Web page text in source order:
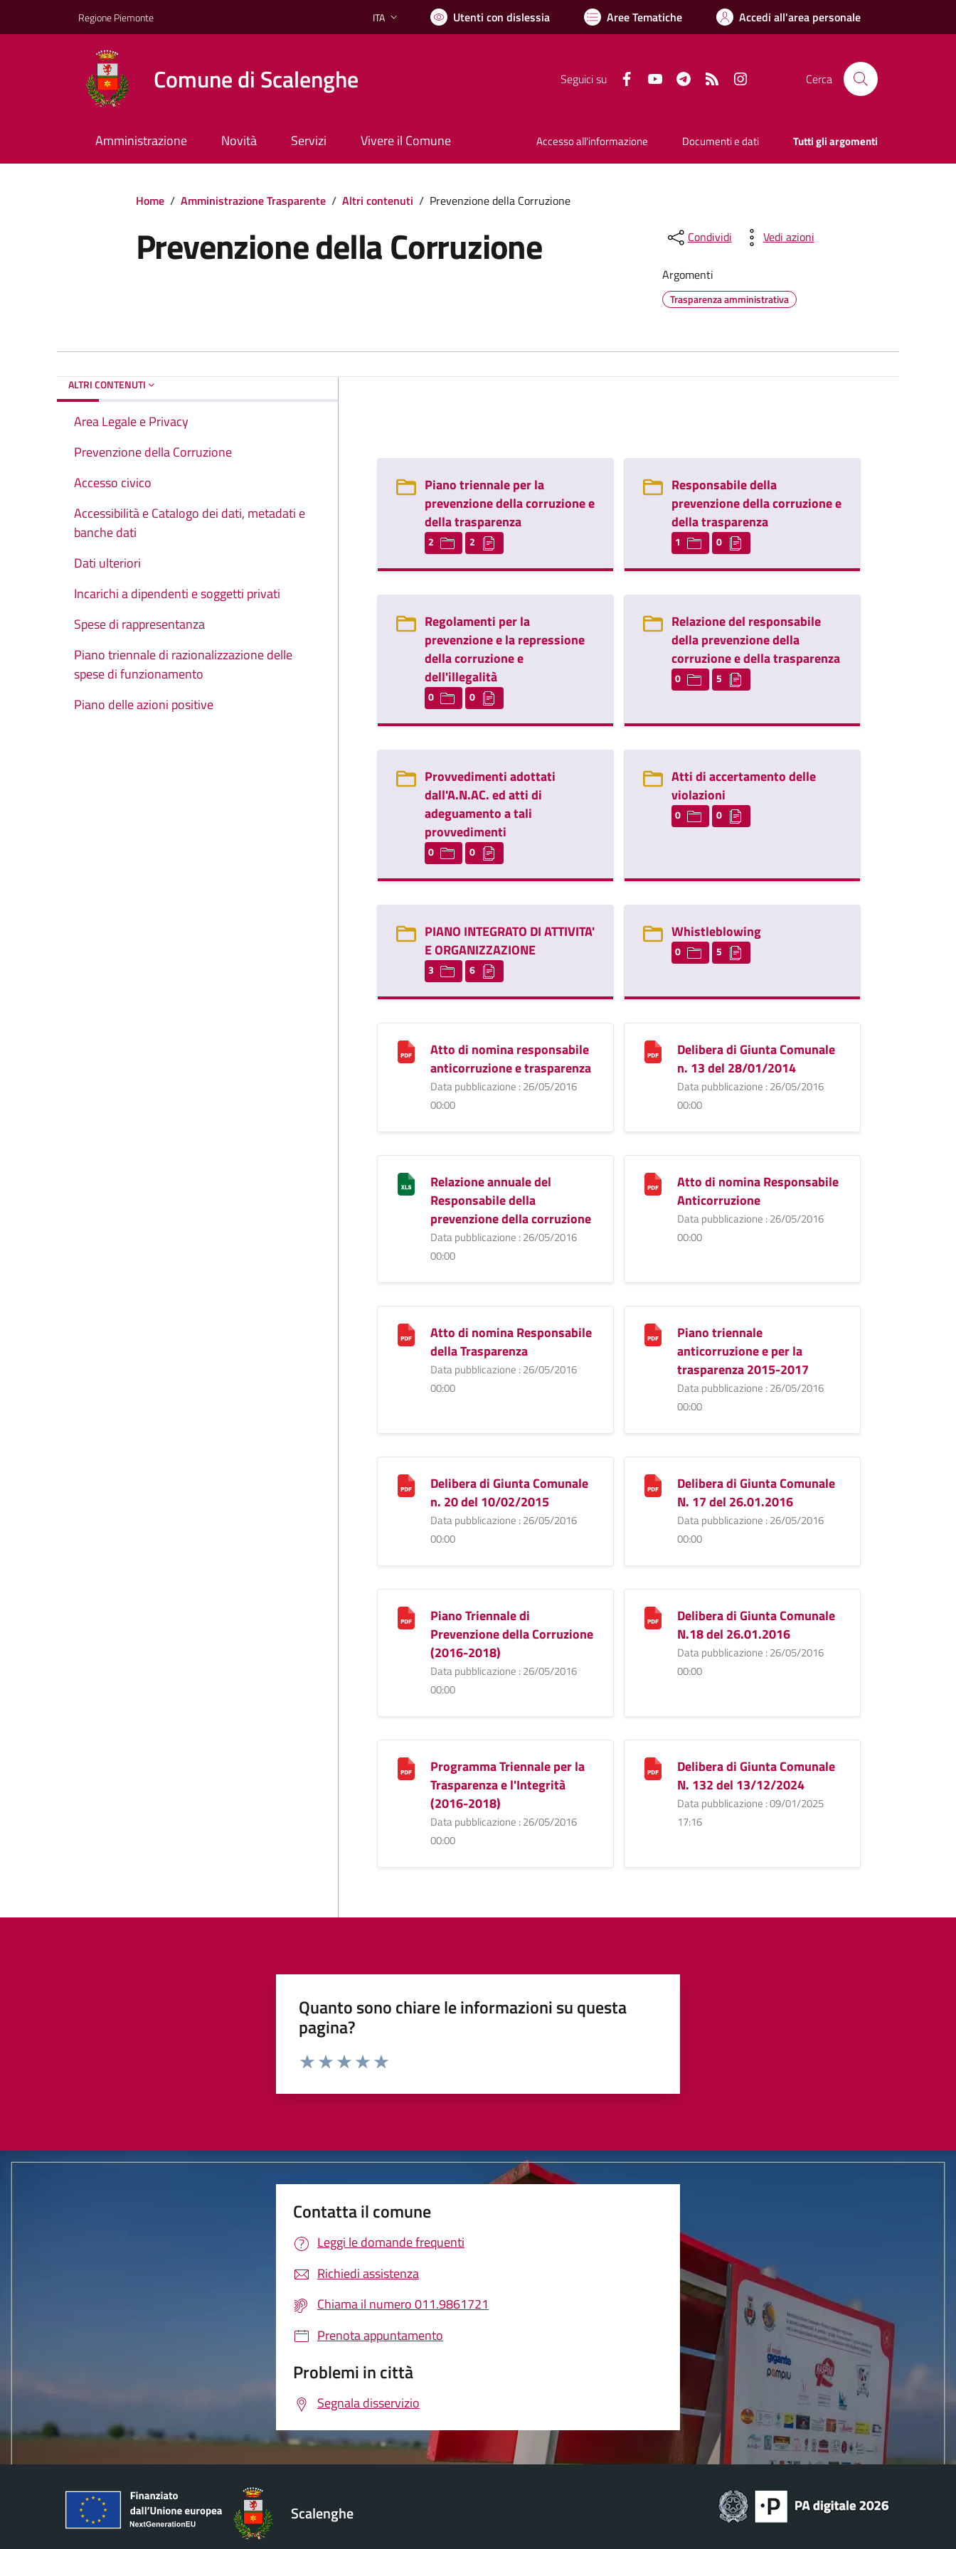
Regione Piemonte Lingua attiva:
ITA Utenti con dislessia Aree Tematiche Accedi all'area personale
Comune di Scalenghe Seguici su FacebookYouTube TelegramRSS Cerca
Amministrazione Novità Servizi Vivere il Comune Accesso all'informazione Documenti e dati Tutti gli argomenti
Home / Amministrazione Trasparente / Altri contenuti / Prevenzione della Corruzione
Prevenzione della Corruzione Condividi Vedi azioni
Argomenti
Trasparenza amministrativa
ALTRI CONTENUTI
Area Legale e Privacy
Prevenzione della Corruzione
Accesso civico
Accessibilità e Catalogo dei dati, metadati e
banche dati
Dati ulteriori
Incarichi a dipendenti e soggetti privati
Spese di rappresentanza
Piano triennale di razionalizzazione delle
spese di funzionamento
Piano delle azioni positive
Piano triennale per la
prevenzione della corruzione e
della trasparenza
2 2
Responsabile della
prevenzione della corruzione e
della trasparenza
1 0
Regolamenti per la
prevenzione e la repressione
della corruzione e
dell'illegalità
0 0
Relazione del responsabile
della prevenzione della
corruzione e della trasparenza
0 5
Provvedimenti adottati
dall'A.N.AC. ed atti di
adeguamento a tali
provvedimenti
0 0
Atti di accertamento delle
violazioni
0 0
PIANO INTEGRATO DI ATTIVITA'
E ORGANIZZAZIONE
3 6
Whistleblowing
0 5
Atto di nomina responsabile
anticorruzione e trasparenza
Data pubblicazione : 26/05/2016
00:00
Delibera di Giunta Comunale
n. 13 del 28/01/2014
Data pubblicazione : 26/05/2016
00:00
Relazione annuale del
Responsabile della
prevenzione della corruzione
Data pubblicazione : 26/05/2016
00:00
Atto di nomina Responsabile
Anticorruzione
Data pubblicazione : 26/05/2016
00:00
Atto di nomina Responsabile
della Trasparenza
Data pubblicazione : 26/05/2016
00:00
Piano triennale
anticorruzione e per la
trasparenza 2015-2017
Data pubblicazione : 26/05/2016
00:00
Delibera di Giunta Comunale
n. 20 del 10/02/2015
Data pubblicazione : 26/05/2016
00:00
Delibera di Giunta Comunale
N. 17 del 26.01.2016
Data pubblicazione : 26/05/2016
00:00
Piano Triennale di
Prevenzione della Corruzione
(2016-2018)
Data pubblicazione : 26/05/2016
00:00
Delibera di Giunta Comunale
N.18 del 26.01.2016
Data pubblicazione : 26/05/2016
00:00
Programma Triennale per la
Trasparenza e l'Integrità
(2016-2018)
Data pubblicazione : 26/05/2016
00:00
Delibera di Giunta Comunale
N. 132 del 13/12/2024
Data pubblicazione : 09/01/2025
17:16
Quanto sono chiare le informazioni su questa
pagina?
Valuta da 1 a 5 stelle la pagina
Contatta il comune
Leggi le domande frequenti
Richiedi assistenza
Chiama il numero 011.9861721
Prenota appuntamento
Problemi in città
Segnala disservizio
Scalenghe